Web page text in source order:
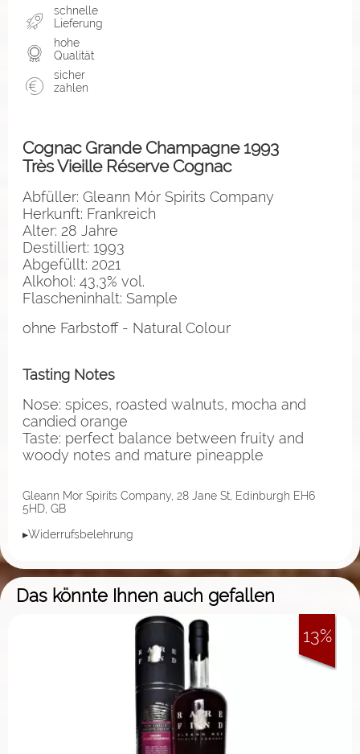
schnelle
Lieferung
hohe
Qualität
sicher
zahlen
Cognac Grande Champagne 1993
Très Vieille Réserve Cognac
Abfüller: Gleann Mór Spirits Company
Herkunft: Frankreich
Alter: 28 Jahre
Destilliert: 1993
Abgefüllt: 2021
Alkohol: 43,3% vol.
Flascheninhalt: Sample
ohne Farbstoff - Natural Colour
Tasting Notes
Nose: spices, roasted walnuts, mocha and
candied orange
Taste: perfect balance between fruity and
woody notes and mature pineapple
Gleann Mor Spirits Company, 28 Jane St, Edinburgh EH6
5HD, GB
▸Widerrufsbelehrung
Das könnte Ihnen auch gefallen
13%